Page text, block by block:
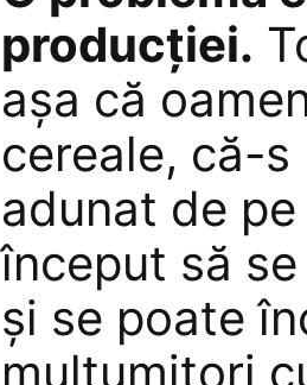
producției.
așa că
cereale, că-s
adunat de
început să
și se poate
mulțumitori